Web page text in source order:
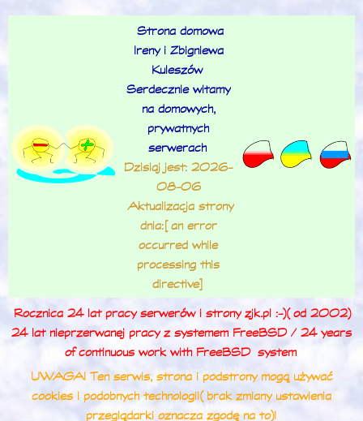
Strona domowa
Ireny i Zbigniewa
Kuleszów
Serdecznie witamy
na domowych,
prywatnych
serwerach
Dzisiaj jest: 2026-
08-06
Aktualizacja strony
dnia: [an error
occurred while
processing this
directive]
Rocznica 24 lat pracy serwerów i strony zjk.pl :-) (od 2002)
24 lat nieprzerwanej pracy z systemem FreeBSD / 24 years
of continuous work with FreeBSD system
UWAGA! Ten serwis, strona i podstrony mogą używać
cookies i podobnych technologii (brak zmiany ustawienia
przeglądarki oznacza zgodę na to)!